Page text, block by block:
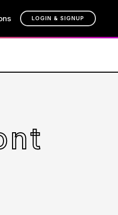
LOGIN & SIGNUP